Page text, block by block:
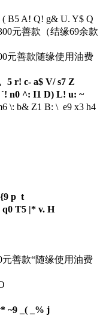
( B5 A! Q! g& U. Y$ Q
元善款（结缘69余款
元善款随缘使用油费
5 r! c- a$ V/ s7 Z
`! n0 ^: I1 D) L! u: ~
\: b& Z1 B: \ e9 x3 h4
p t
T5 |* v. H
善款“随缘使用油费
~9 _( _% j